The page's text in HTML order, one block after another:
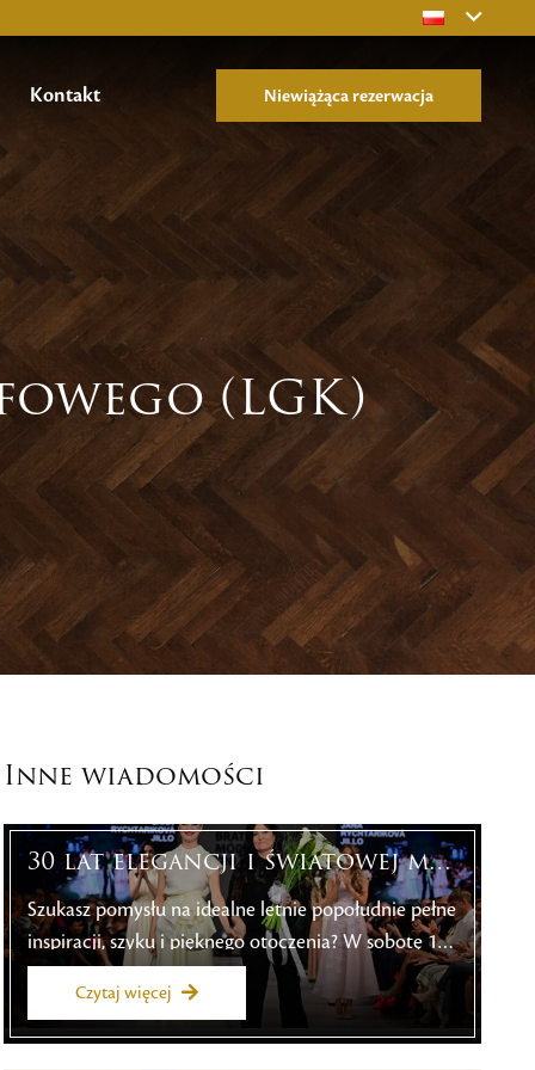
Kontakt Niewiążąca rezerwacja
(LGK)
Inne wiadomości
30 lat elegancji i światowej m…
Szukasz pomysłu na idealne letnie popołudnie pełne
inspiracji, szyku i pięknego otoczenia? W sobotę 18
lipca 2026 r. resort golfowy Black Stork w Wielkiej
Łomnicy zamieni się w centrum słowackiej mody.
Swoją autorską twórczość zaprezentuje tu ceniona
Czytaj więcej